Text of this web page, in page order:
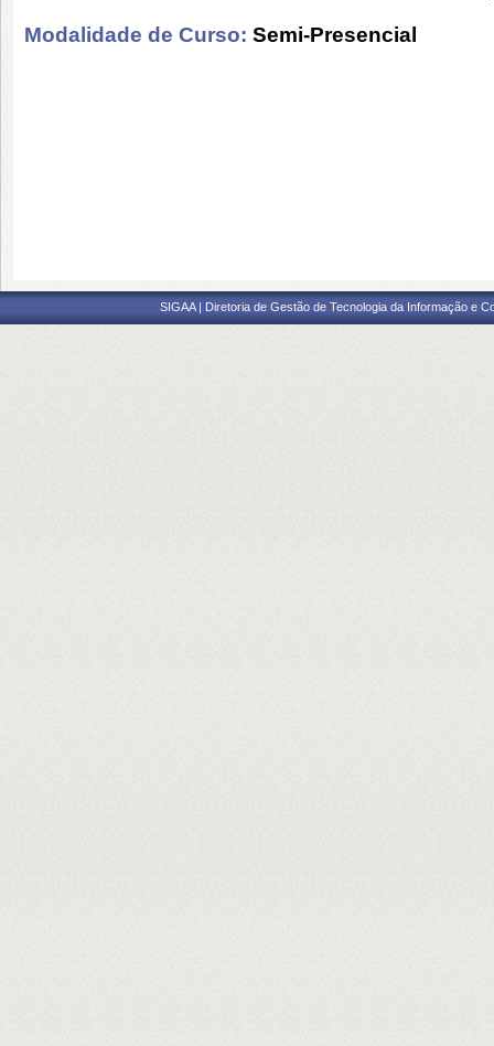
Modalidade de Curso: Semi-Presencial
SIGAA | Diretoria de Gestão de Tecnologia da Informação e